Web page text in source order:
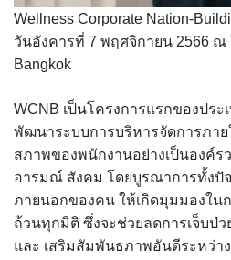
Wellness Corporate Nation-
วันอังคารที่ 7 พฤศจิกายน 2566 ณ
Bangkok
WCNB เป็นโครงการแรกของประ
พัฒนาระบบการบริหารจัดการภาย
สภาพของพนักงานอย่างเป็นองค์ร
อารมณ์ สังคม โดยบูรณาการทั้งปั
ภายนอกของคน ให้เกิดมุมมองใน
ถ้วนทุกมิติ ซึ่งจะช่วยลดการเจ็บป่
และ เสริมสัมพันธภาพอันดีระหว่า